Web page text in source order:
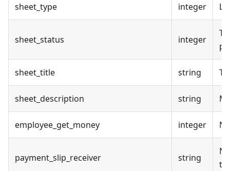
sheet_type integer
sheet_status integer
sheet_title string
sheet_description string
employee_get_money integer
payment_slip_receiver string